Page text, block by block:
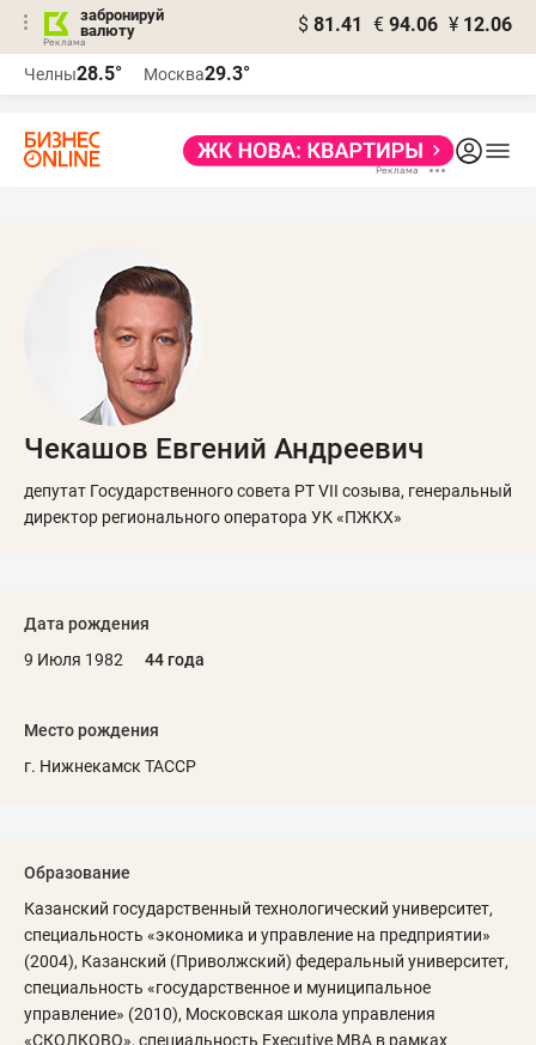
забронируй
валюту
$ 81.41 € 94.06 ¥ 12.06
Челны28.5° Москва29.3°
Чекашов Евгений Андреевич
депутат Государственного совета РТ VII созыва, генеральный
директор регионального оператора УК «ПЖКХ»
Дата рождения
9 Июля 1982
44 года
Место рождения
г. Нижнекамск ТАССР
Образование
Казанский государственный технологический университет,
специальность «экономика и управление на предприятии»
(2004), Казанский (Приволжский) федеральный университет,
специальность «государственное и муниципальное
управление» (2010), Московская школа управления
«СКОЛКОВО», специальность Executive MBA в рамках